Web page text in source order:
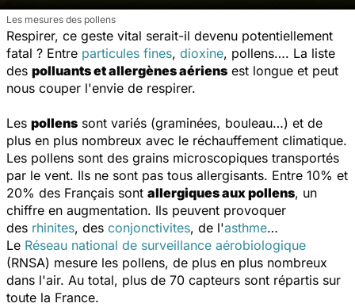
Les mesures des pollens
Respirer, ce geste vital serait-il devenu potentiellement
fatal ? Entre particules fines, dioxine, pollens…. La liste
des polluants et allergènes aériens est longue et peut
nous couper l'envie de respirer.
Les pollens sont variés (graminées, bouleau…) et de
plus en plus nombreux avec le réchauffement climatique.
Les pollens sont des grains microscopiques transportés
par le vent. Ils ne sont pas tous allergisants. Entre 10% et
20% des Français sont allergiques aux pollens, un
chiffre en augmentation. Ils peuvent provoquer
des rhinites, des conjonctivites, de l'asthme…
Le Réseau national de surveillance aérobiologique
(RNSA) mesure les pollens, de plus en plus nombreux
dans l'air. Au total, plus de 70 capteurs sont répartis sur
toute la France.